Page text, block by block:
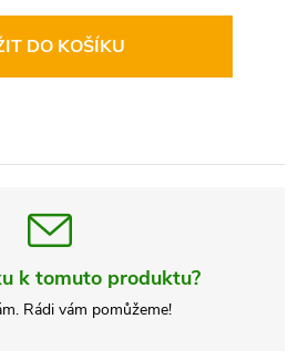
DO KOŠÍKU
k tomuto produktu?
Rádi vám pomůžeme!